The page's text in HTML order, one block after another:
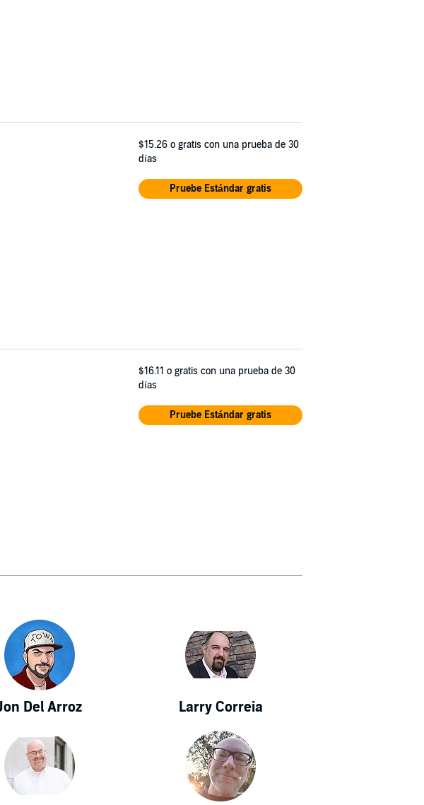
$15.26 o gratis con una prueba de 30
días
Pruebe Estándar gratis
$16.11 o gratis con una prueba de 30
días
Pruebe Estándar gratis
Del Arroz Larry Correia